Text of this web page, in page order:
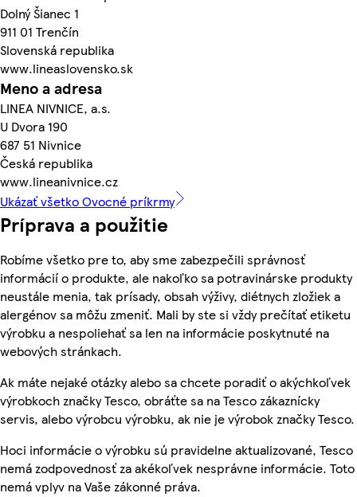
Dolný Šianec 1
911 01 Trenčín
Slovenská republika
www.lineaslovensko.sk
Meno a adresa
LINEA NIVNICE, a.s.
U Dvora 190
687 51 Nivnice
Česká republika
www.lineanivnice.cz
Ukázať všetko Ovocné príkrmy
Príprava a použitie
Robíme všetko pre to, aby sme zabezpečili správnosť
informácií o produkte, ale nakoľko sa potravinárske produkty
neustále menia, tak prísady, obsah výživy, diétnych zložiek a
alergénov sa môžu zmeniť. Mali by ste si vždy prečítať etiketu
výrobku a nespoliehať sa len na informácie poskytnuté na
webových stránkach.
Ak máte nejaké otázky alebo sa chcete poradiť o akýchkoľvek
výrobkoch značky Tesco, obráťte sa na Tesco zákaznícky
servis, alebo výrobcu výrobku, ak nie je výrobok značky Tesco.
Hoci informácie o výrobku sú pravidelne aktualizované, Tesco
nemá zodpovednosť za akékoľvek nesprávne informácie. Toto
nemá vplyv na Vaše zákonné práva.